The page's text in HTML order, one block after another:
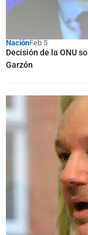
NaciónFeb 5
Decisión de la ONU
Garzón